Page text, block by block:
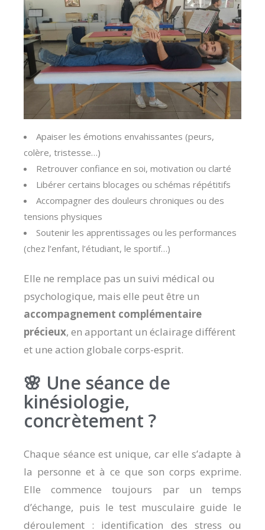
Apaiser les émotions envahissantes (peurs,
colère, tristesse…)
Retrouver confiance en soi, motivation ou clarté
Libérer certains blocages ou schémas répétitifs
Accompagner des douleurs chroniques ou des
tensions physiques
Soutenir les apprentissages ou les performances
(chez l’enfant, l’étudiant, le sportif…)
Elle ne remplace pas un suivi médical ou
psychologique, mais elle peut être un
accompagnement complémentaire
précieux, en apportant un éclairage différent
et une action globale corps-esprit.
🌸 Une séance de
kinésiologie,
concrètement ?
Chaque séance est unique, car elle s’adapte à
la personne et à ce que son corps exprime.
Elle commence toujours par un temps
d’échange, puis le test musculaire guide le
déroulement : identification des stress ou